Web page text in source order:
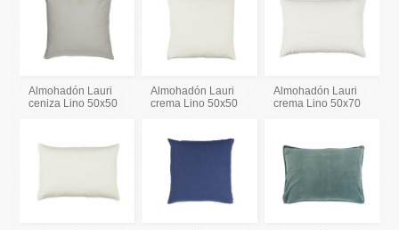
Almohadón Lauri
ceniza Lino 50x50
Almohadón Lauri
crema Lino 50x50
Almohadón Lauri
crema Lino 50x70